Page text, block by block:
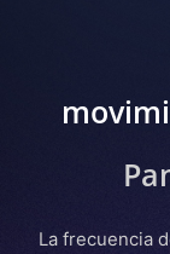
La frecuencia